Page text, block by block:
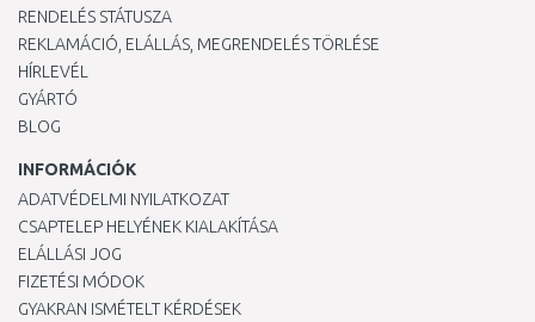
RENDELÉS STÁTUSZA
REKLAMÁCIÓ, ELÁLLÁS, MEGRENDELÉS TÖRLÉSE
HÍRLEVÉL
GYÁRTÓ
BLOG
INFORMÁCIÓK
ADATVÉDELMI NYILATKOZAT
CSAPTELEP HELYÉNEK KIALAKÍTÁSA
ELÁLLÁSI JOG
FIZETÉSI MÓDOK
GYAKRAN ISMÉTELT KÉRDÉSEK